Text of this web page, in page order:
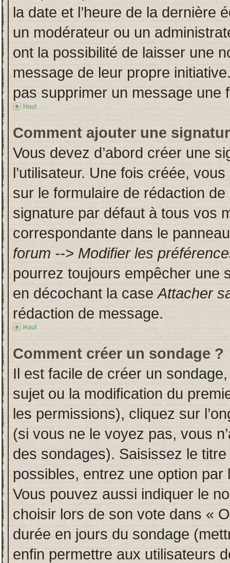
la date et l’heure de la dernière
un modérateur ou un
ont la possibilité de laisser une
message de leur propre
pas supprimer un message une
Haut
Comment ajouter une
Vous devez d’abord créer une
l’utilisateur. Une fois créée,
sur le formulaire de rédaction
signature par défaut à tous vos
correspondante dans le
forum --> Modifier les
pourrez toujours empêcher une
en décochant la caseAttacher
rédaction de message.
Haut
Comment créer un sondage ?
Il est facile de créer un
sujet ou la modification du
les permissions), cliquez sur
(si vous ne le voyez pas, vous
des sondages). Saisissez le
possibles, entrez une option
Vous pouvez aussi indiquer le
choisir lors de son vote dans «
durée en jours du sondage
enfin permettre aux utilisateurs